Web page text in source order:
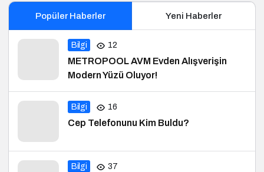
Popüler Haberler Yeni Haberler
Bilgi 12
METROPOOL AVM Evden Alışverişin
Modern Yüzü Oluyor!
Bilgi 16
Cep Telefonunu Kim Buldu?
Bilgi 37